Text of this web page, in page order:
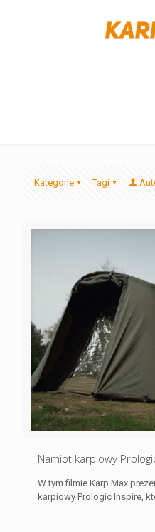
Kategorie Tagi
Namiot karpiowy
W tym filmie Karp Max
karpiowy Prologic Inspire,